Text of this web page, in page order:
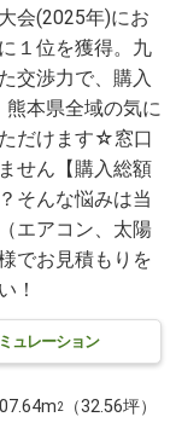
会(2025年)にお
１位を獲得。九
交渉力で、購入
本県全域の気に
だけます☆窓口
せん【購入総額
そんな悩みは当
エアコン、太陽
でお見積もりを
！
ュレーション
2 （32.56坪）